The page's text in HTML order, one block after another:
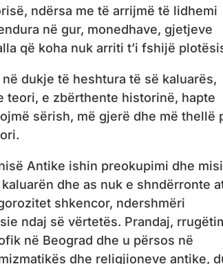
ndërsa me të arrijmë të lidhemi
në gur, monedhave, gjetjeve
që koha nuk arriti t’i fshijë
dukje të heshtura të së kaluarës,
teori, e zbërthente historinë, hapte
sërish, më gjerë dhe më thellë
Antike ishin preokupimi dhe
dhe as nuk e shndërronte
shkencor, ndershmëri
ndaj së vërtetës. Prandaj,
në Beograd dhe u përsos në
dhe religjioneve antike,